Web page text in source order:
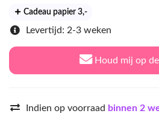
Cadeau papier 3,-
Levertijd: 2-3 weken
Houd mij op
Indien op voorraad binnen 2